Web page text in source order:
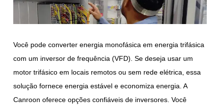
Você pode converter energia monofásica em energia trifásica
com um inversor de frequência (VFD). Se deseja usar um
motor trifásico em locais remotos ou sem rede elétrica, essa
solução fornece energia estável e economiza energia. A
Canroon oferece opções confiáveis de inversores. Você